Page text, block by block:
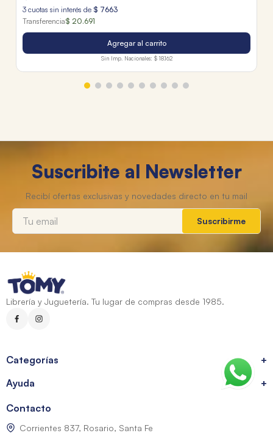
3 cuotas sin interés de $ 7663
Transferencia$ 20.691
Agregar al carrito
Sin Imp. Nacionales: $ 18.162
Suscribite al Newsletter
Suscribirme
Librería y Juguetería. Tu lugar de compras desde 1985.
Categorías
+
Ayuda
+
Contacto
Corrientes 837, Rosario, Santa Fe